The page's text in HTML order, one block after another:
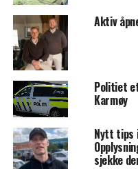
Aktiv
Politiet
Karmøy
Nytt tips
sjekke